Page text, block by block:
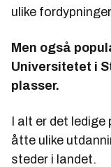
ulike
Men også
Universitetet i
plasser.
I alt er det ledige
åtte ulike
steder i landet.